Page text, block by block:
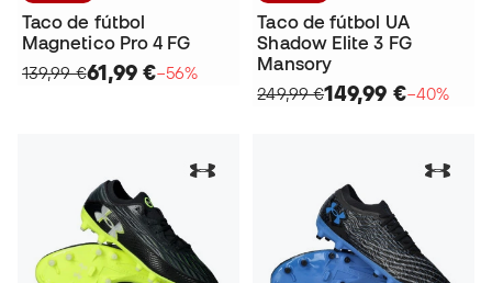
Taco de fútbol
Magnetico Pro 4 FG
139,99 €61,99 €−56%
Taco de fútbol UA
Shadow Elite 3 FG
Mansory
249,99 €149,99 €−40%